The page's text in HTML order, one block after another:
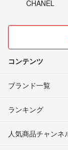
CHANEL
コンテンツ
ブランド一覧
ランキング
人気商品チャンネ